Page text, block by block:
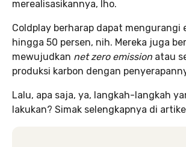
merealisasikannya, lho.
Coldplay berharap dapat mengurangi
hingga 50 persen, nih. Mereka juga
mewujudkan net zero emission atau
produksi karbon dengan
Lalu, apa saja, ya, langkah-langkah
lakukan? Simak selengkapnya di